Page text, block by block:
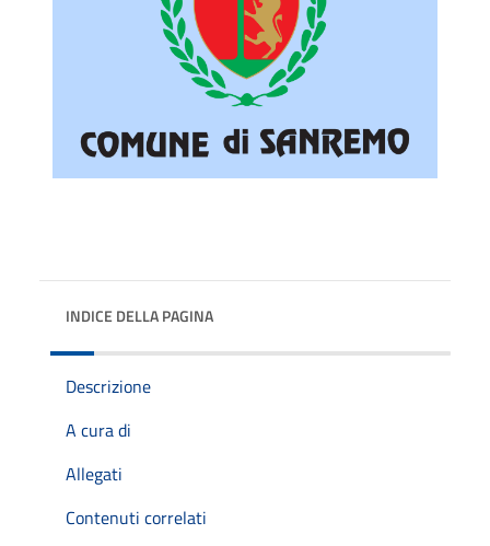
INDICE DELLA PAGINA
Descrizione
A cura di
Allegati
Contenuti correlati